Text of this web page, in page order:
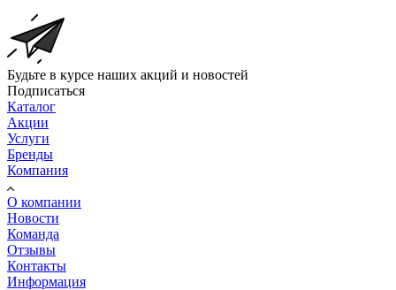
Будьте в курсе наших акций и новостей
Подписаться
Каталог
Акции
Услуги
Бренды
Компания
О компании
Новости
Команда
Отзывы
Контакты
Информация